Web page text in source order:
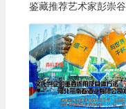
鉴藏推荐艺术家彭崇谷